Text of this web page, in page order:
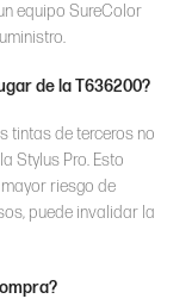
equipo SureColor
de la T636200?
tintas de terceros no
Stylus Pro. Esto
riesgo de
puede invalidar la